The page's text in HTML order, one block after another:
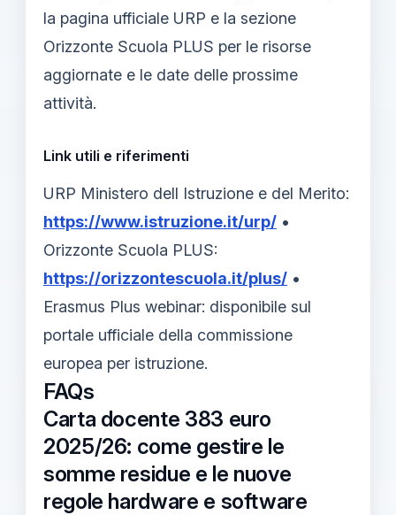
la pagina ufficiale URP e la sezione
Orizzonte Scuola PLUS per le risorse
aggiornate e le date delle prossime
attività.
Link utili e riferimenti
URP Ministero dell Istruzione e del Merito:
https://www.istruzione.it/urp/ •
Orizzonte Scuola PLUS:
https://orizzontescuola.it/plus/ •
Erasmus Plus webinar: disponibile sul
portale ufficiale della commissione
europea per istruzione.
FAQs
Carta docente 383 euro
2025/26: come gestire le
somme residue e le nuove
regole hardware e software